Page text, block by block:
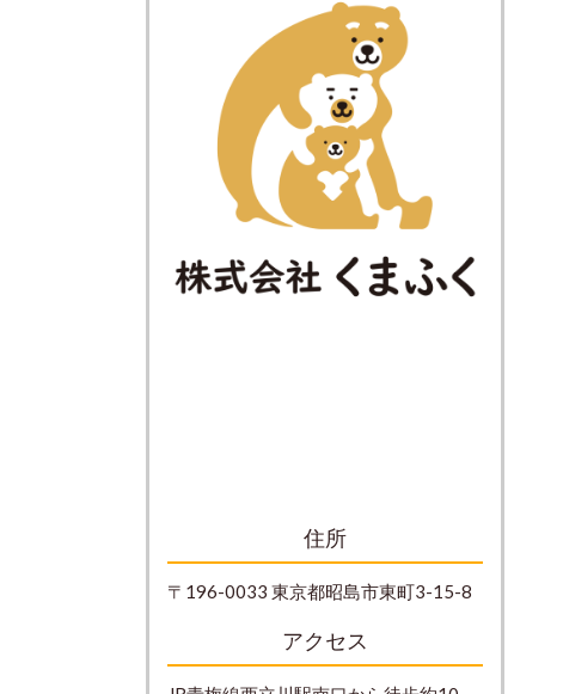
住所
〒196-0033 東京都昭島市東町3-15-8
アクセス